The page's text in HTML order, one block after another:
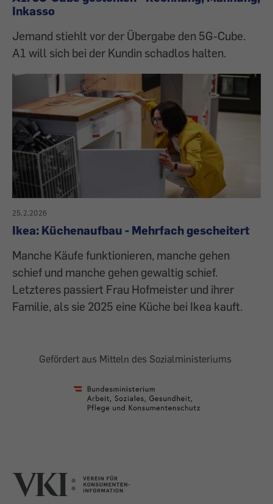
Inkasso
Jemand stiehlt vor der Übergabe den 5G-Cube.
A1 will sich bei der Kundin schadlos halten.
25.2.2026
Ikea: Küchenaufbau - Mehrfach gescheitert
Manche Käufe funktionieren, manche gehen
schief und manche gehen gewaltig schief.
Letzteres passiert Frau Hofmeister und ihrer
Familie, als sie 2025 eine Küche bei Ikea kauft.
Gefördert aus Mitteln des Sozialministeriums